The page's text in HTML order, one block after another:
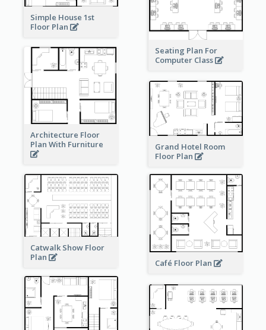
Simple House 1st
Floor Plan
Seating Plan For
Computer Class
Architecture Floor
Plan With Furniture
Grand Hotel Room
Floor Plan
Catwalk Show Floor
Plan
Café Floor Plan